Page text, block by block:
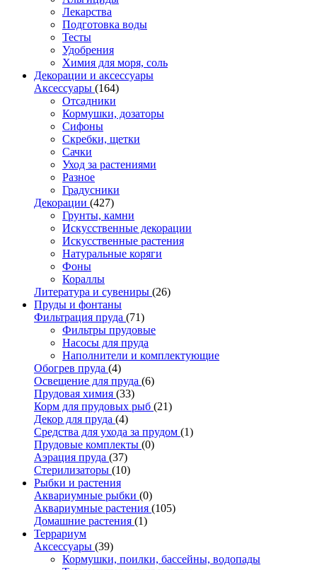
Лекарства
Подготовка воды
Тесты
Удобрения
Химия для моря, соль
Декорации и аксессуары
Аксессуары (164)
Отсадники
Кормушки, дозаторы
Сифоны
Скребки, щетки
Сачки
Уход за растениями
Разное
Градусники
Декорации (427)
Грунты, камни
Искусственные декорации
Искусственные растения
Натуральные коряги
Фоны
Кораллы
Литература и сувениры (26)
Пруды и фонтаны
Фильтрация пруда (71)
Фильтры прудовые
Насосы для пруда
Наполнители и комплектующие
Обогрев пруда (4)
Освещение для пруда (6)
Прудовая химия (33)
Корм для прудовых рыб (21)
Декор для пруда (4)
Средства для ухода за прудом (1)
Прудовые комплекты (0)
Аэрация пруда (37)
Стерилизаторы (10)
Рыбки и растения
Аквариумные рыбки (0)
Аквариумные растения (105)
Домашние растения (1)
Террариум
Аксессуары (39)
Кормушки, поилки, бассейны, водопады